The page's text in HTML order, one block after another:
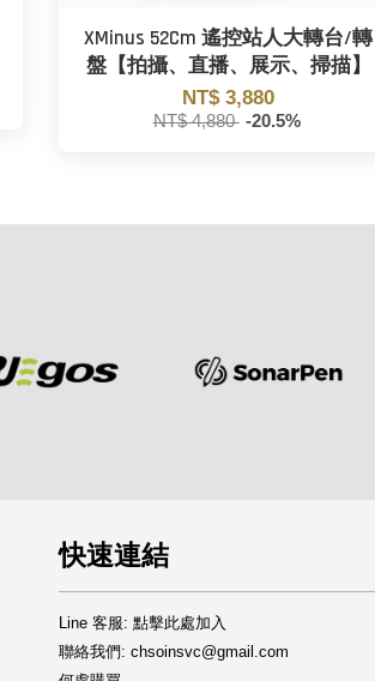
XMinus 52Cm 遙控站人大轉台/轉
盤【拍攝、直播、展示、掃描】
NT$ 3,880
NT$ 4,880 -20.5%
快速連結
Line 客服: 點擊此處加入
聯絡我們: chsoinsvc@gmail.com